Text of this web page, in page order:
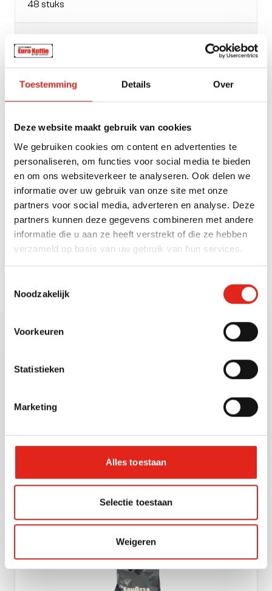
Toestemming Details Over
Deze website maakt gebruik van cookies
We gebruiken cookies om content en advertenties te
personaliseren, om functies voor social media te bieden
en om ons websiteverkeer te analyseren. Ook delen we
informatie over uw gebruik van onze site met onze
partners voor social media, adverteren en analyse. Deze
partners kunnen deze gegevens combineren met andere
informatie die u aan ze heeft verstrekt of die ze hebben
verzameld op basis van uw gebruik van hun services.
Noodzakelijk
Voorkeuren
Statistieken
Marketing
Alles toestaan
Selectie toestaan
Weigeren
48 stuks
EAN doos
4037014004416
Gewicht
1000
Gewichtseenheid
Gram (g)
Bekijk ook deze andere
producten
Jacobs barista crema intens